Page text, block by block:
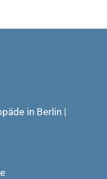
in Berlin |